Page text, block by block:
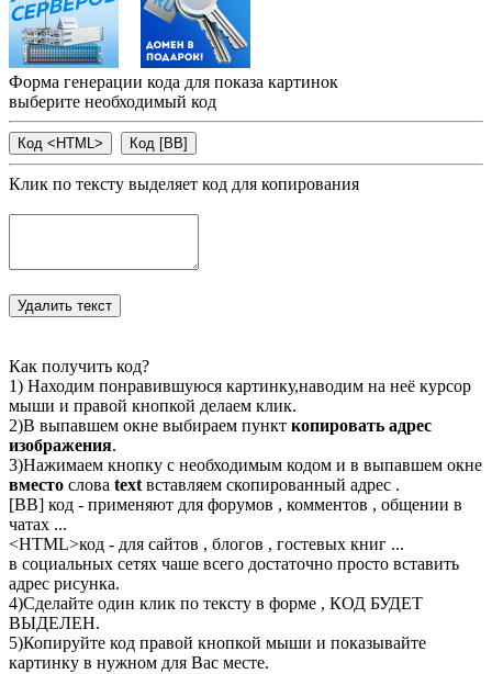
Форма генерации кода для показа картинок
выберите необходимый код
Клик по тексту выделяет код для копирования
Как получить код?
1) Находим понравившуюся картинку,наводим на неё курсор
мыши и правой кнопкой делаем клик.
2)В выпавшем окне выбираем пункт копировать адрес
изображения.
3)Нажимаем кнопку с необходимым кодом и в выпавшем окне
вместо слова textвставляем скопированный адрес .
[BB] код - применяют для форумов , комментов , общении в
чатах ...
<HTML>код - для сайтов , блогов , гостевых книг ...
в социальных сетях чаше всего достаточно просто вставить
адрес рисунка.
4)Сделайте один клик по тексту в форме , КОД БУДЕТ
ВЫДЕЛЕН.
5)Копируйте код правой кнопкой мыши и показывайте
картинку в нужном для Вас месте.